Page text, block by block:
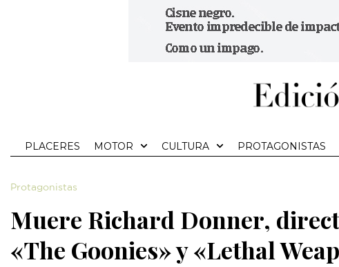
PLACERES MOTOR CULTURA PROTAGONISTAS
Protagonistas
Muere Richard Donner,
«The Goonies» y «Lethal